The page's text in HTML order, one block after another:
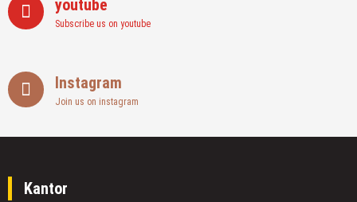
youtube
Subscribe us on youtube
Instagram
Join us on instagram
Kantor